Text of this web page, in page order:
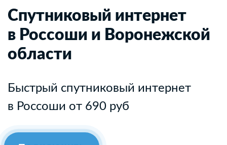
Спутниковый интернет
в Россоши и Воронежской
области
Быстрый спутниковый интернет
в Россоши от 690 руб